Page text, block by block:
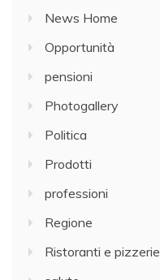
News Home
Opportunità
pensioni
Photogallery
Politica
Prodotti
professioni
Regione
Ristoranti e pizzerie